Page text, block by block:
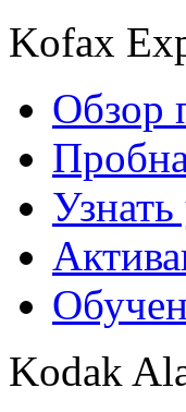
Kofax
Обзор
Kodak